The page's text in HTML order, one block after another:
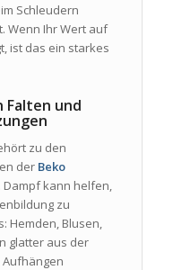
Schleudern
Wenn Ihr Wert auf
ist das ein starkes
Falten und
zu den
der Beko
. Dampf kann helfen,
zu
Hemden, Blusen,
glatter aus der
Aufhängen